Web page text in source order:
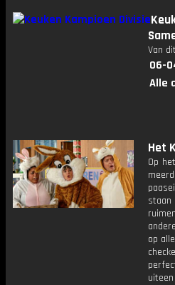
Van
06-
Alle
Het
Op
op